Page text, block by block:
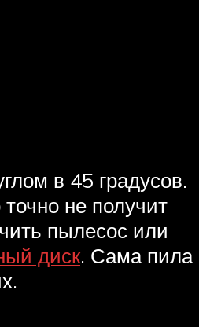
в 45 градусов.
не получит
пылесос или
диск. Сама пила